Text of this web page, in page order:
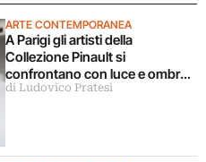
ARTE CONTEMPORANEA
A Parigi gli artisti della
Collezione Pinault si
confrontano con luce e ombra
in una grande mostra
di Ludovico Pratesi